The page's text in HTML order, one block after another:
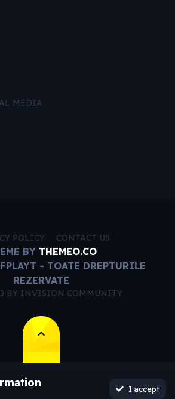
MEDIA
POLICY CONTACT US
BY THEMEO.CO
- TOATE DREPTURILE
REZERVATE
BY INVISION COMMUNITY
I accept